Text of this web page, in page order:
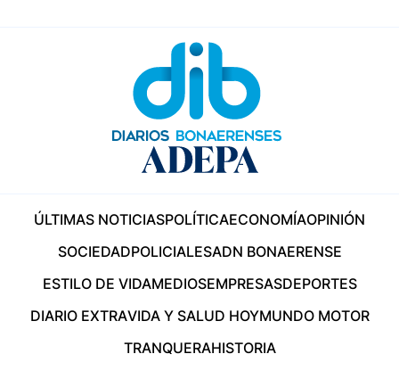
ÚLTIMAS NOTICIASPOLÍTICAECONOMÍAOPINIÓN
SOCIEDADPOLICIALESADN BONAERENSE
ESTILO DE VIDAMEDIOSEMPRESASDEPORTES
DIARIO EXTRAVIDA Y SALUD HOYMUNDO MOTOR
TRANQUERAHISTORIA